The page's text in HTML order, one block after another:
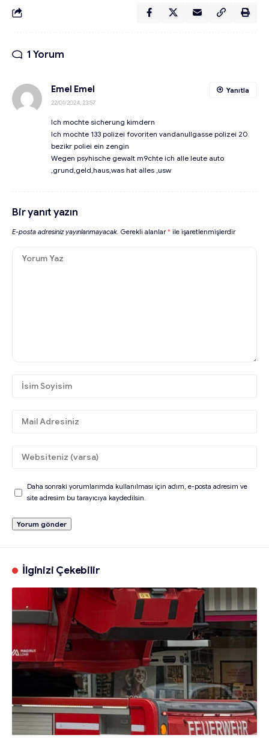
1 Yorum
Emel Emel
22/01/2024, 23:57
Ich mochte sicherung kimdern
Ich mochte 133 polizei fovoriten vandanullgasse polizei 20
bezikr poliei ein zengin
Wegen psyhische gewalt m9chte ich alle leute auto
,grund,geld,haus,was hat alles ,usw
Yanıtla
Bir yanıt yazın
E-posta adresiniz yayınlanmayacak. Gerekli alanlar* ile işaretlenmişlerdir
Daha sonraki yorumlarımda kullanılması için adım, e-posta adresim ve
site adresim bu tarayıcıya kaydedilsin.
İlginizi Çekebilir